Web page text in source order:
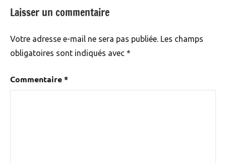
Laisser un commentaire
Votre adresse e-mail ne sera pas publiée. Les champs
obligatoires sont indiqués avec *
Commentaire*